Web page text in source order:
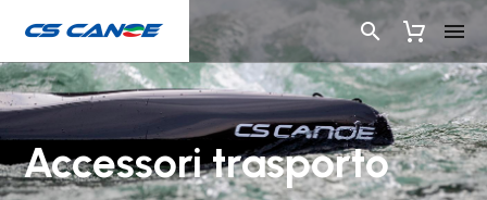
Accessori trasporto